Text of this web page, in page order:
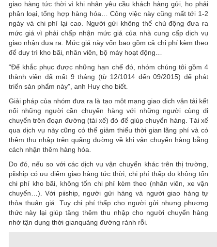
giao hàng tức thời vì khi nhận yêu cầu khách hàng gửi, họ phải
phân loại, tổng hợp hàng hóa… Công việc này cũng mất tới 1-2
ngày và chi phí lại cao. Người gửi không thể chủ động đưa ra
mức giá vì phải chấp nhận mức giá của nhà cung cấp dịch vụ
giao nhận đưa ra. Mức giá này vốn bao gồm cả chi phí kèm theo
để duy trì kho bãi, nhân viên, bộ máy hoạt động…
“Để khắc phục được những hạn chế đó, nhóm chúng tôi gồm 4
thành viên đã mất 9 tháng (từ 12/1014 đến 09/2015) để phát
triển sản phẩm này”, anh Huy cho biết.
Giải pháp của nhóm đưa ra là tạo một mạng giao dịch vận tải kết
nối những người cần chuyển hàng với những người cùng di
chuyển trên đoạn đường (tài xế) đó để giúp chuyển hàng. Tài xế
qua dịch vụ này cũng có thể giảm thiểu thời gian lãng phí và có
thêm thu nhập trên quãng đường về khi vận chuyển hàng bằng
cách nhận thêm hàng hóa.
Do đó, nếu so với các dịch vụ vận chuyển khác trên thị trường,
piiship có ưu điểm giao hàng tức thời, chi phí thấp do không tốn
chi phí kho bãi, không tốn chi phí kèm theo (nhân viên, xe vận
chuyển…). Với piiship, người gửi hàng và người giao hàng tự
thỏa thuận giá. Tuy chi phí thấp cho người gửi nhưng phương
thức này lại giúp tăng thêm thu nhập cho người chuyển hàng
nhờ tận dụng thời gianquảng đường rảnh rỗi.